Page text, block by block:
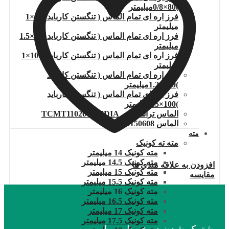
)80×0/8میلیمتر
فرز اره ای تمام الماس ( تنگستن کارباید )80×1
میلیمتر
فرز اره ای تمام الماس ( تنگستن کارباید )80×1.5
میلیمتر
فرز اره ای تمام الماس ( تنگستن کارباید )100×1
میلیمتر
فرز اره ای تمام الماس ( تنگستن کارباید
)100×1.2میلیمتر
فرز اره ای تمام الماس ( تنگستن کارباید
)100×1.5میلیمتر
الماس تراشکاری TCMT110204.WIDIA
الماس DNMG150608
مته
مته ته کونیک
مته کونیک 14 میلیمتر
مته کونیک 14.5 میلیمتر
مته کونیک 15 میلیمتر
مته کونیک 15.5 میلیمتر
مته کونیک 16 میلیمتر
مته کونیک 16.5 میلیمتر
مته کونیک 17 میلیمتر
مته کونیک 17.5 میلیمتر
افزودن به علاقه مندی ها
مقایسه